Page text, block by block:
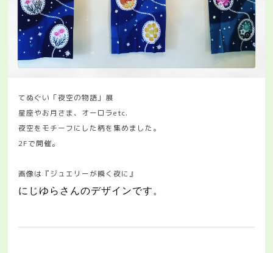
てぬぐい「夜空の物語」展
星座やお月さま、オーロラetc.
夜空をモチーフにした柄を集めました。
2Fで開催。
画像は『ジュエリーが瞬く夜に』
にじゆらさんのデザインです。